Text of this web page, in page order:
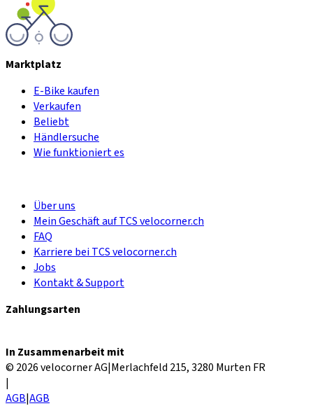
Marktplatz
E-Bike kaufen
Verkaufen
Beliebt
Händlersuche
Wie funktioniert es
Über uns
Mein Geschäft auf TCS velocorner.ch
FAQ
Karriere bei TCS velocorner.ch
Jobs
Kontakt & Support
Zahlungsarten
In Zusammenarbeit mit
© 2026 velocorner AG|Merlachfeld 215, 3280 Murten FR
|
AGB|AGB